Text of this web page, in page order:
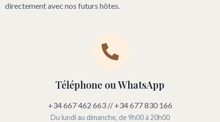
directement avec nos futurs hôtes.
Téléphone ou WhatsApp
+34 667 462 663 // +34 677 830 166
Du lundi au dimanche, de 9h00 à 20h00